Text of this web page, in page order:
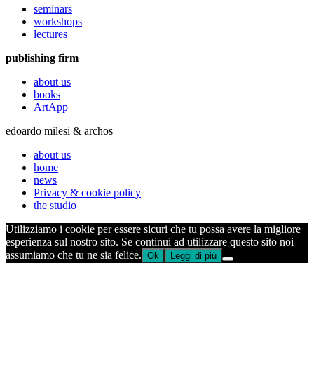
seminars
workshops
lectures
publishing firm
about us
books
ArtApp
edoardo milesi & archos
about us
home
news
Privacy & cookie policy
the studio
Utilizziamo i cookie per essere sicuri che tu possa avere la migliore
esperienza sul nostro sito. Se continui ad utilizzare questo sito noi
assumiamo che tu ne sia felice. Ok Leggi di più